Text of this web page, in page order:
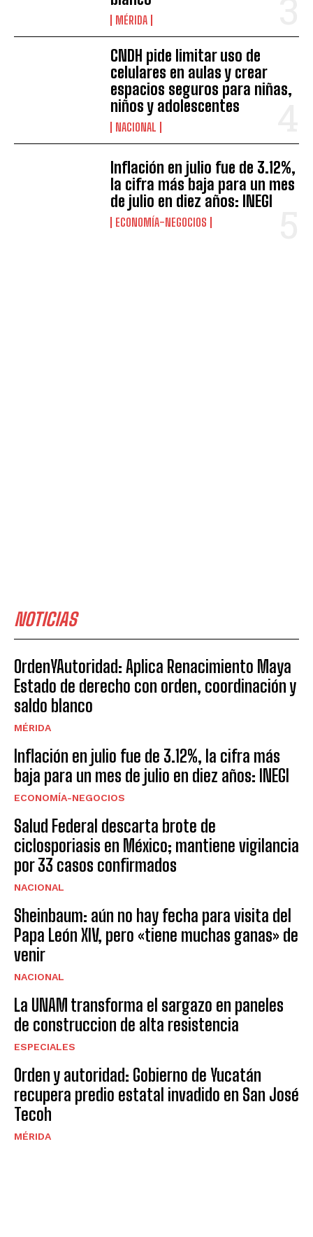
MÉRIDA
CNDH pide limitar uso de
celulares en aulas y crear
espacios seguros para niñas,
niños y adolescentes
NACIONAL
Inflación en julio fue de 3.12%,
la cifra más baja para un mes
de julio en diez años: INEGI
ECONOMÍA-NEGOCIOS
NOTICIAS
OrdenYAutoridad: Aplica Renacimiento Maya
Estado de derecho con orden, coordinación y
saldo blanco
MÉRIDA
Inflación en julio fue de 3.12%, la cifra más
baja para un mes de julio en diez años: INEGI
ECONOMÍA-NEGOCIOS
Salud Federal descarta brote de
ciclosporiasis en México; mantiene vigilancia
por 33 casos confirmados
NACIONAL
Sheinbaum: aún no hay fecha para visita del
Papa León XIV, pero «tiene muchas ganas» de
venir
NACIONAL
La UNAM transforma el sargazo en paneles
de construccion de alta resistencia
ESPECIALES
Orden y autoridad: Gobierno de Yucatán
recupera predio estatal invadido en San José
Tecoh
MÉRIDA